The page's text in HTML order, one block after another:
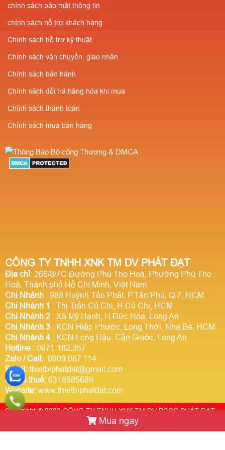
Mua ngay
CÔNG TY TNHH XNK TM DV PHÁT ĐẠT
Địa chỉ: 266/8/7C Đường Phú Thọ Hoà, Phường Phú Thọ
Hoà, Thành phố Hồ Chí Minh, Việt Nam
Chi Nhánh : 988 Huỳnh Tấn Phát, P.Tân Phú, Q.7, HCM
Chi Nhánh 1 : Thị Trấn Củ Chi, H.Củ Chi, HCM
Chi Nhánh 2 : Xã Mỹ Hạnh, H.Đức Hòa, Long An
Chi Nhánh 3 : KCN Hiệp Phước, Long Thới, Nhà Bè, HCM
Chi Nhánh 4 : KCN Long Hậu, Cần Giuộc, Long An
Hotline : 0971.182.357
Zalo / Call: 0909.087.114
Email: thietbiphatdat@gmail.com
Mã số thuế: 0318585689
Website: www.thietbiphatdat.com
chính sách bảo mật thông tin
chính sách hỗ trợ khách hàng
Chính sách hỗ trợ kỹ thuật
Chính sách vận chuyển, giao nhận
Chính sách bảo hành
Chính sách đổi trả hàng hóa khi mua
Chính sách thanh toán
Chính sách mua bán hàng
Copyright © 2023 CÔNG TY TNHH XNK TM DV PCCC PHÁT ĐẠT.
Thiết kế website Webso.vn
Trực tuyến:2 Hôm nay:1463381 Tuần này:0